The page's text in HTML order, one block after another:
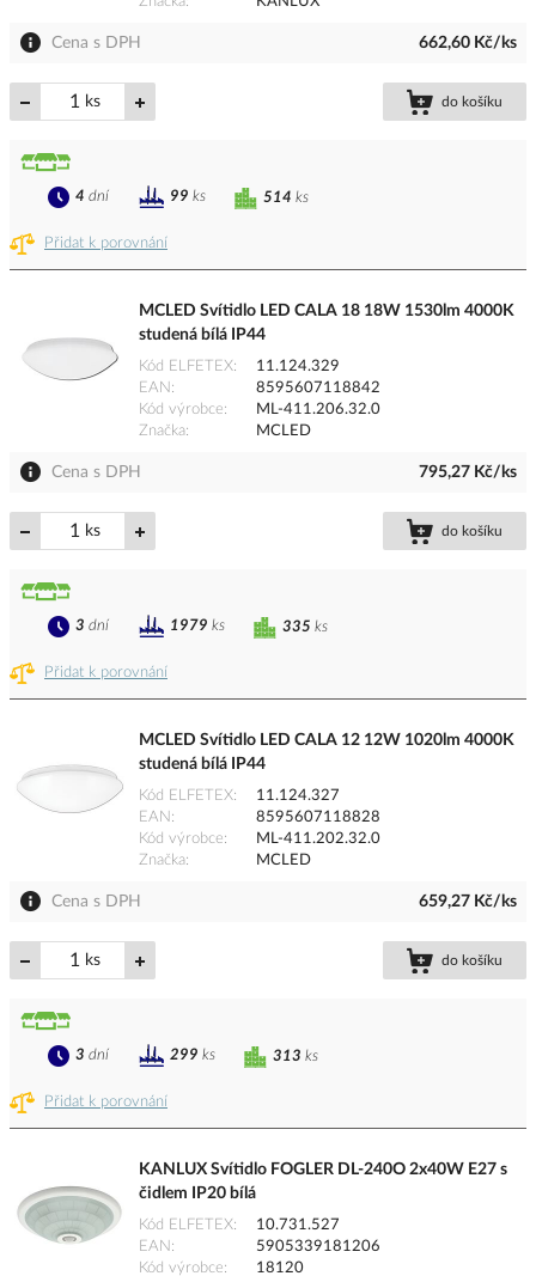
Cena s DPH 662,60 Kč/ks
ks do košíku
Přidat k porovnání
514 ks
4 dní 99 ks
MCLED Svítidlo LED CALA 18 18W 1530lm 4000K
studená bílá IP44
Kód ELFETEX
11.124.329
EAN
8595607118842
Kód výrobce
ML-411.206.32.0
Značka
MCLED
Cena s DPH 795,27 Kč/ks
ks do košíku
Přidat k porovnání
335 ks
3 dní 1979 ks
MCLED Svítidlo LED CALA 12 12W 1020lm 4000K
studená bílá IP44
Kód ELFETEX
11.124.327
EAN
8595607118828
Kód výrobce
ML-411.202.32.0
Značka
MCLED
Cena s DPH 659,27 Kč/ks
ks do košíku
Přidat k porovnání
313 ks
3 dní 299 ks
KANLUX Svítidlo FOGLER DL-240O 2x40W E27 s
čidlem IP20 bílá
Kód ELFETEX
10.731.527
EAN
5905339181206
Kód výrobce
18120